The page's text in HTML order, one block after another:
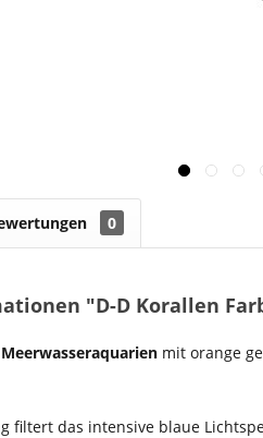
0
"D-D Korallen
mit orange
filtert das intensive blaue